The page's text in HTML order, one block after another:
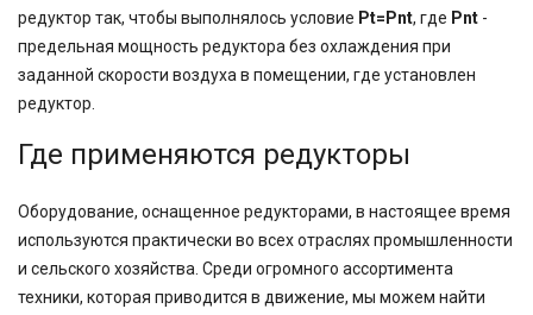
редуктор так, чтобы выполнялось условие Pt=Pnt, где Pnt -
предельная мощность редуктора без охлаждения при
заданной скорости воздуха в помещении, где установлен
редуктор.
Где применяются редукторы
Оборудование, оснащенное редукторами, в настоящее время
используются практически во всех отраслях промышленности
и сельского хозяйства. Среди огромного ассортимента
техники, которая приводится в движение, мы можем найти